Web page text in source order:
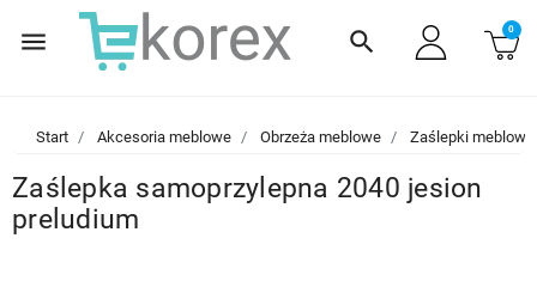
menu search 0
Start Akcesoria meblowe Obrzeża meblowe Zaślepki meblowe
Zaślepka samoprzylepna 2040 jesion
preludium